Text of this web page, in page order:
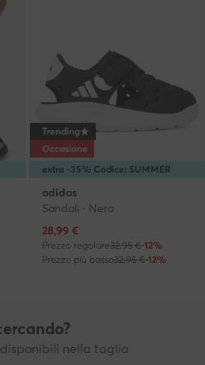
extra -35% Codice: SUMMER
Trending
Occasione
adidas
Sandali · Nero
Prezzo attuale
28,99 €
Prezzo regolare32,95 €-12%
Prezzo più basso32,95 €-12%
nella taglia